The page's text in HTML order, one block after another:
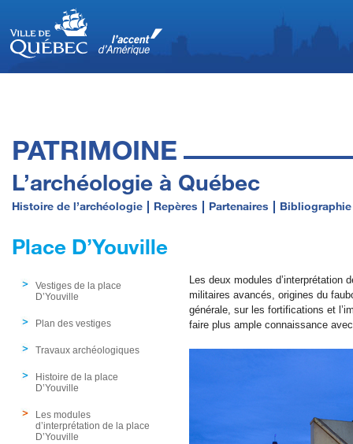
PATRIMOINE
L’archéologie à Québec
Histoire de l’archéologie Repères Partenaires Bibliographie
Place D’Youville
Vestiges de la place
D’Youville
Plan des vestiges
Travaux archéologiques
Histoire de la place
D’Youville
Les modules
d’interprétation de la place
D’Youville
Les deux modules d’interprétation
militaires avancés, origines du
générale, sur les fortifications et
faire plus ample connaissance